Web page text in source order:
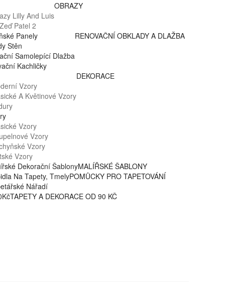
OBRAZY
Lilly And Luis
Patel 2
RENOVAČNÍ OBKLADY A DLAŽBA
Panely
Stěn
Samolepící Dlažba
Kachličky
DEKORACE
Vzory
A Květinové Vzory
Vzory
Vzory
Vzory
Vzory
MALÍŘSKÉ ŠABLONY
Dekorační Šablony
POMŮCKY PRO TAPETOVÁNÍ
Na Tapety, Tmely
Nářadí
TAPETY A DEKORACE OD 90 KČ